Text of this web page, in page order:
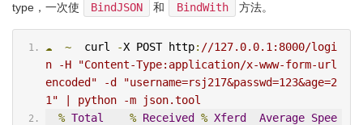
type，一次使 BindJSON 和 BindWith 方法。
☁ ~
  curl
-X POST http: //127.0.0.1:8000/logi
n -H "Content-Type:application/x-www-form-url
encoded" -d "username=rsj217&passwd=123&age=2
1" | python -m json.tool
% Total % Received % Xferd Average Spee